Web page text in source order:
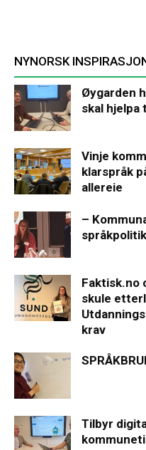
NYNORSK
Øygarden
skal hjelpa
Vinje
klarspråk
allereie
–
Faktisk.no
skule
krav
Tilbyr